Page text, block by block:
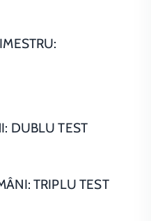
DUBLU TEST
TRIPLU TEST